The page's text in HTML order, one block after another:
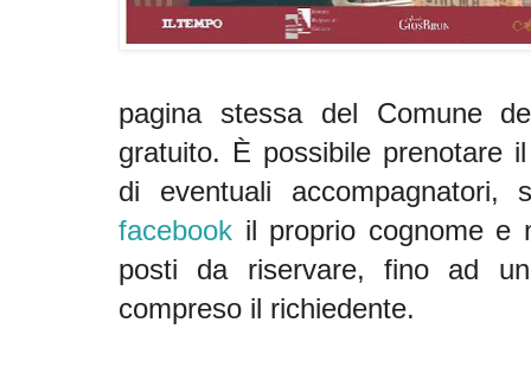
pagina stessa del Comune
gratuito. È possibile prenotare
di eventuali accompagnatori,
facebook il proprio cognome e
posti da riservare, fino ad
compreso il richiedente.